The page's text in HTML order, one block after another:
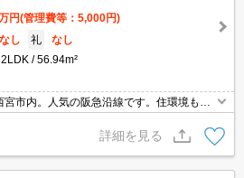
万円(管理費等：5,000円)
なし 礼
なし
2LDK 56.94m²
市内。人気の阪急沿線です。住環境も静
ロック。キッチンスペースが広め。24時間
生活便利な立地です。新婚様からファミリ
詳細を見る